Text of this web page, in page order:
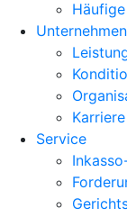
Unternehmen
Karriere
Service